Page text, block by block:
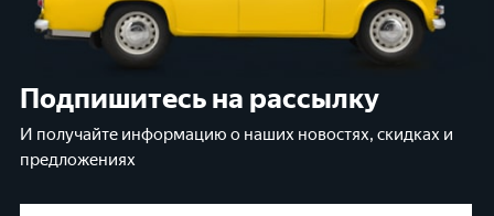
Подпишитесь на рассылку
И получайте информацию о наших новостях, скидках и
предложениях